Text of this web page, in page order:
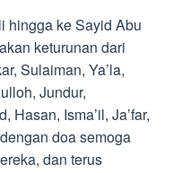
hingga ke Sayid Abu
keturunan dari
Sulaiman, Ya’la,
Jundur,
Hasan, Isma’il, Ja’far,
doa semoga
dan terus